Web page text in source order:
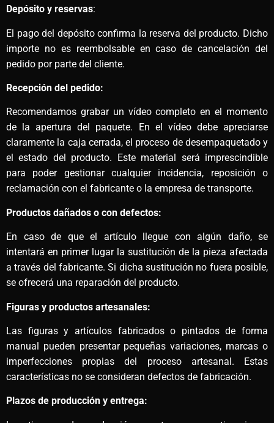
Depósito y reservas:
El pago del depósito confirma la reserva del producto. Dicho
importe no es reembolsable en caso de cancelación del
pedido por parte del cliente.
Recepción del pedido:
Recomendamos grabar un vídeo completo en el momento
de la apertura del paquete. En el vídeo debe apreciarse
claramente la caja cerrada, el proceso de desempaquetado y
el estado del producto. Este material será imprescindible
para poder gestionar cualquier incidencia, reposición o
reclamación con el fabricante o la empresa de transporte.
Productos dañados o con defectos:
En caso de que el artículo llegue con algún daño, se
intentará en primer lugar la sustitución de la pieza afectada
a través del fabricante. Si dicha sustitución no fuera posible,
se ofrecerá una reparación del producto.
Figuras y productos artesanales:
Las figuras y artículos fabricados o pintados de forma
manual pueden presentar pequeñas variaciones, marcas o
imperfecciones propias del proceso artesanal. Estas
características no se consideran defectos de fabricación.
Plazos de producción y entrega: